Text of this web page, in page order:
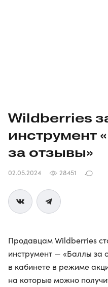
Wildberries
инструмент
за отзывы»
02.05.2024 28451
Продавцам Wildberries
инструмент — «Баллы за
в кабинете в режиме
на которые можно